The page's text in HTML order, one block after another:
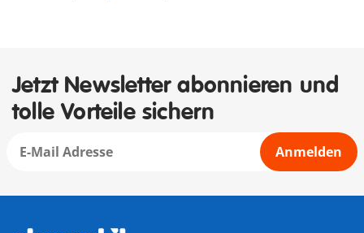
Jetzt Newsletter abonnieren und
tolle Vorteile sichern
Anmelden